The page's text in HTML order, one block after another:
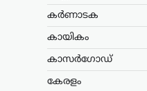
കർണാടക
കായികം
കാസർഗോഡ്
കേരളം
പെട്രോൾ
ബ്യൂറോ.